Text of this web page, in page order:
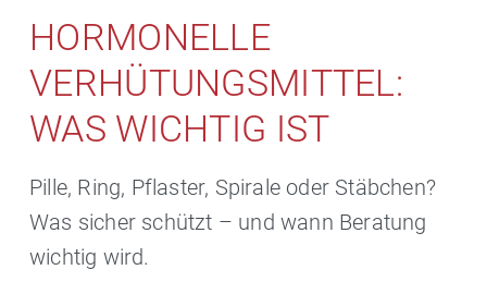
HORMONELLE
VERHÜTUNGSMITTEL:
WAS WICHTIG IST
Pille, Ring, Pflaster, Spirale oder Stäbchen?
Was sicher schützt – und wann Beratung
wichtig wird.